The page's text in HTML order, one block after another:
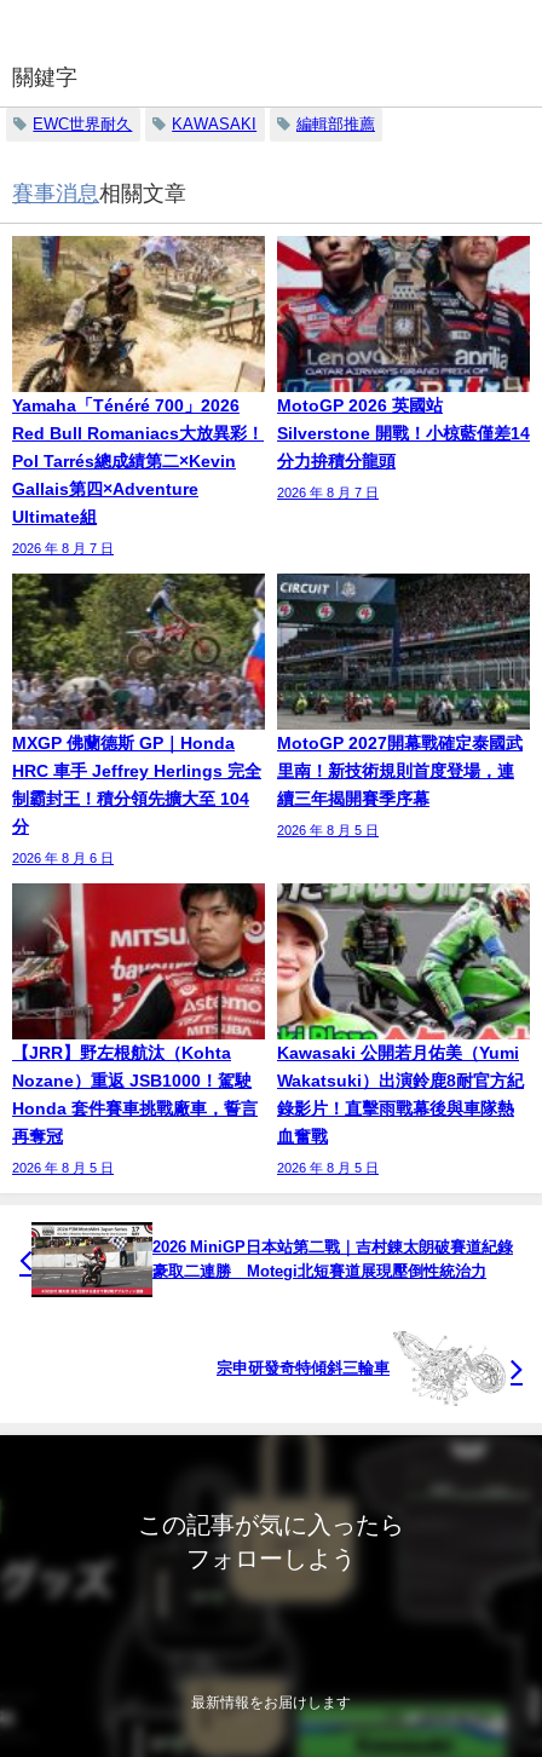
關鍵字
EWC世界耐久 KAWASAKI 編輯部推薦
賽事消息相關文章
Yamaha「Ténéré 700」2026
Red Bull Romaniacs大放異彩！
Pol Tarrés總成績第二×Kevin
Gallais第四×Adventure
Ultimate組
2026 年 8 月 7 日
MotoGP 2026 英國站
Silverstone 開戰！小椋藍僅差14
分力拚積分龍頭
2026 年 8 月 7 日
MXGP 佛蘭德斯 GP｜Honda
HRC 車手 Jeffrey Herlings 完全
制霸封王！積分領先擴大至 104
分
2026 年 8 月 6 日
MotoGP 2027開幕戰確定泰國武
里南！新技術規則首度登場，連
續三年揭開賽季序幕
2026 年 8 月 5 日
【JRR】野左根航汰（Kohta
Nozane）重返 JSB1000！駕駛
Honda 套件賽車挑戰廠車，誓言
再奪冠
2026 年 8 月 5 日
Kawasaki 公開若月佑美（Yumi
Wakatsuki）出演鈴鹿8耐官方紀
錄影片！直擊雨戰幕後與車隊熱
血奮戰
2026 年 8 月 5 日
2026 MiniGP日本站第二戰｜吉村錬太朗破賽道紀錄
豪取二連勝 Motegi北短賽道展現壓倒性統治力
宗申研發奇特傾斜三輪車
この記事が気に入ったら
フォローしよう
最新情報をお届けします